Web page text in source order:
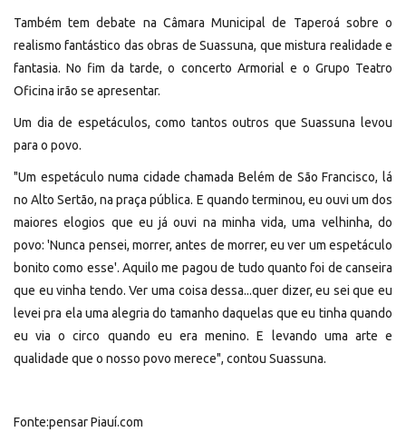
Também tem debate na Câmara Municipal de Taperoá sobre o
realismo fantástico das obras de Suassuna, que mistura realidade e
fantasia. No fim da tarde, o concerto Armorial e o Grupo Teatro
Oficina irão se apresentar.
Um dia de espetáculos, como tantos outros que Suassuna levou
para o povo.
"Um espetáculo numa cidade chamada Belém de São Francisco, lá
no Alto Sertão, na praça pública. E quando terminou, eu ouvi um dos
maiores elogios que eu já ouvi na minha vida, uma velhinha, do
povo: 'Nunca pensei, morrer, antes de morrer, eu ver um espetáculo
bonito como esse'. Aquilo me pagou de tudo quanto foi de canseira
que eu vinha tendo. Ver uma coisa dessa...quer dizer, eu sei que eu
levei pra ela uma alegria do tamanho daquelas que eu tinha quando
eu via o circo quando eu era menino. E levando uma arte e
qualidade que o nosso povo merece", contou Suassuna.
Fonte:pensar Piauí.com